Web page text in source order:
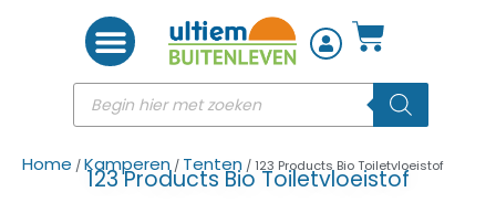
Home /Kamperen / Tenten / 123 Products Bio Toiletvloeistof
123 Products Bio Toiletvloeistof